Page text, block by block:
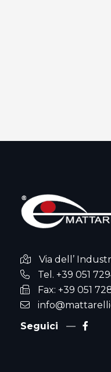
Via dell’
Tel. +39 051
Fax: +39 051
Seguici